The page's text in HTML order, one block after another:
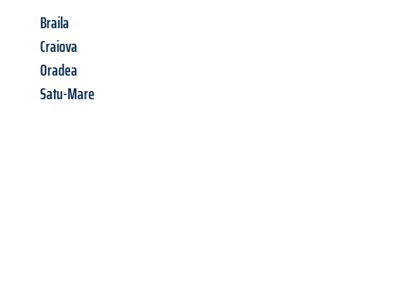
Braila
Craiova
Oradea
Satu-Mare